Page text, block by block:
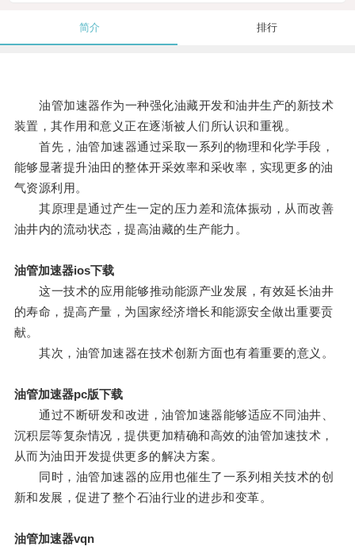
简介 排行
油管加速器作为一种强化油藏开发和油井生产的新技术
装置，其作用和意义正在逐渐被人们所认识和重视。
首先，油管加速器通过采取一系列的物理和化学手段，
能够显著提升油田的整体开采效率和采收率，实现更多的油
气资源利用。
其原理是通过产生一定的压力差和流体振动，从而改善
油井内的流动状态，提高油藏的生产能力。
油管加速器ios下载
这一技术的应用能够推动能源产业发展，有效延长油井
的寿命，提高产量，为国家经济增长和能源安全做出重要贡
献。
其次，油管加速器在技术创新方面也有着重要的意义。
油管加速器pc版下载
通过不断研发和改进，油管加速器能够适应不同油井、
沉积层等复杂情况，提供更加精确和高效的油管加速技术，
从而为油田开发提供更多的解决方案。
同时，油管加速器的应用也催生了一系列相关技术的创
新和发展，促进了整个石油行业的进步和变革。
油管加速器vqn